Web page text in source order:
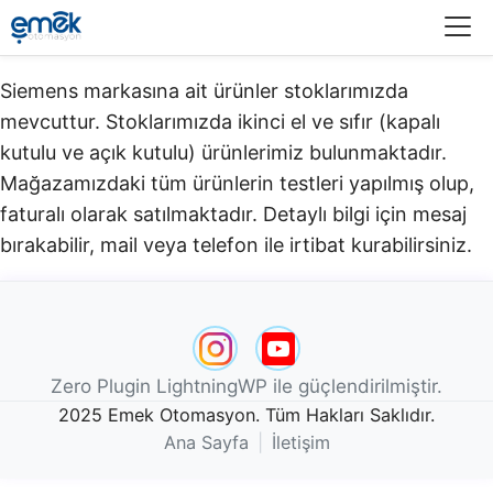
Siemens markasına ait ürünler stoklarımızda
mevcuttur. Stoklarımızda ikinci el ve sıfır (kapalı
kutulu ve açık kutulu) ürünlerimiz bulunmaktadır.​
Mağazamızdaki tüm ürünlerin testleri yapılmış olup,
faturalı olarak satılmaktadır. Detaylı bilgi için mesaj
bırakabilir, mail veya telefon ile irtibat kurabilirsiniz.
Zero Plugin LightningWP ile güçlendirilmiştir.
2025 Emek Otomasyon. Tüm Hakları Saklıdır.
Ana Sayfa
İletişim